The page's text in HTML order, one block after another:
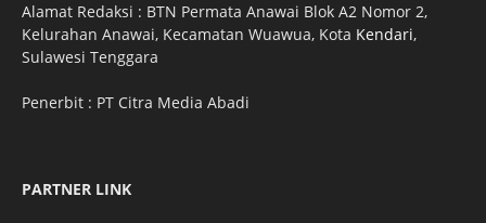
Alamat Redaksi : BTN Permata Anawai Blok A2 Nomor 2,
Kelurahan Anawai, Kecamatan Wuawua, Kota Kendari,
Sulawesi Tenggara
Penerbit : PT Citra Media Abadi
PARTNER LINK